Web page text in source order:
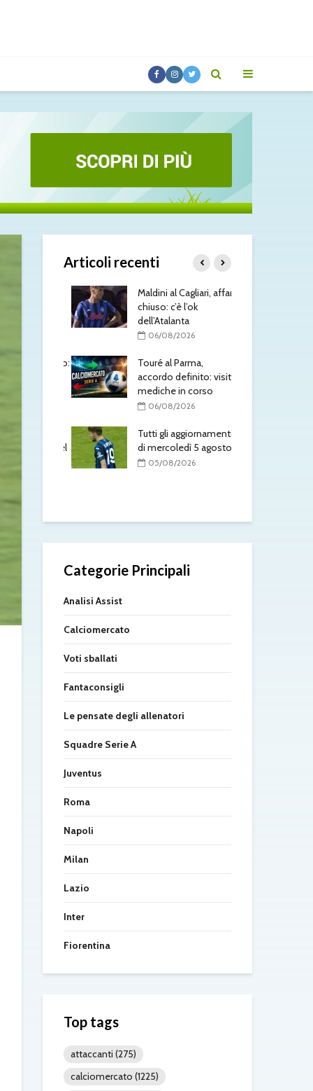
Articoli recenti
Maldini al Cagliari, affare
chiuso: c’è l’ok
dell’Atalanta
06/08/2026
Touré al Parma,
accordo definito: visite
mediche in corso
06/08/2026
Tutti gli aggiornamenti
di mercoledì 5 agosto
05/08/2026
Categorie Principali
Analisi Assist
Calciomercato
Voti sballati
Fantaconsigli
Le pensate degli allenatori
Squadre Serie A
Juventus
Roma
Napoli
Milan
Lazio
Inter
Fiorentina
Top tags
attaccanti (275)
calciomercato (1225)